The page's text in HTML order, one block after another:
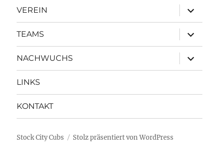
VEREIN
öffnen
TEAMS
öffnen
NACHWUCHS
öffnen
LINKS
KONTAKT
Stock City Cubs Stolz präsentiert von WordPress